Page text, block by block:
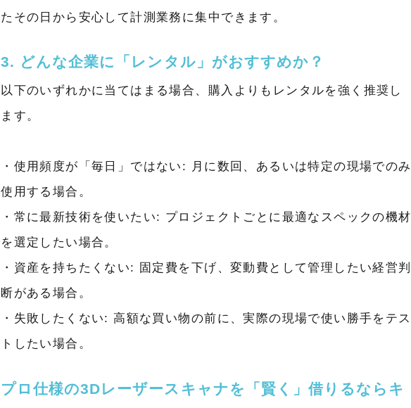
たその日から安心して計測業務に集中できます。
3. どんな企業に「レンタル」がおすすめか？
以下のいずれかに当てはまる場合、購入よりもレンタルを強く推奨し
ます。
・使用頻度が「毎日」ではない: 月に数回、あるいは特定の現場でのみ
使用する場合。
・常に最新技術を使いたい: プロジェクトごとに最適なスペックの機材
を選定したい場合。
・資産を持ちたくない: 固定費を下げ、変動費として管理したい経営判
断がある場合。
・失敗したくない: 高額な買い物の前に、実際の現場で使い勝手をテス
トしたい場合。
プロ仕様の3Dレーザースキャナを「賢く」借りるならキ